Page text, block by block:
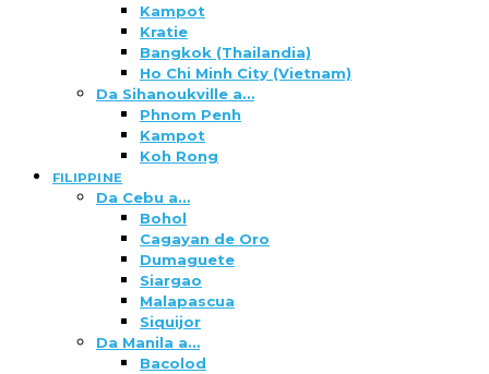
Kampot
Kratie
Bangkok (Thailandia)
Ho Chi Minh City (Vietnam)
Da Sihanoukville a…
Phnom Penh
Kampot
Koh Rong
FILIPPINE
Da Cebu a…
Bohol
Cagayan de Oro
Dumaguete
Siargao
Malapascua
Siquijor
Da Manila a…
Bacolod